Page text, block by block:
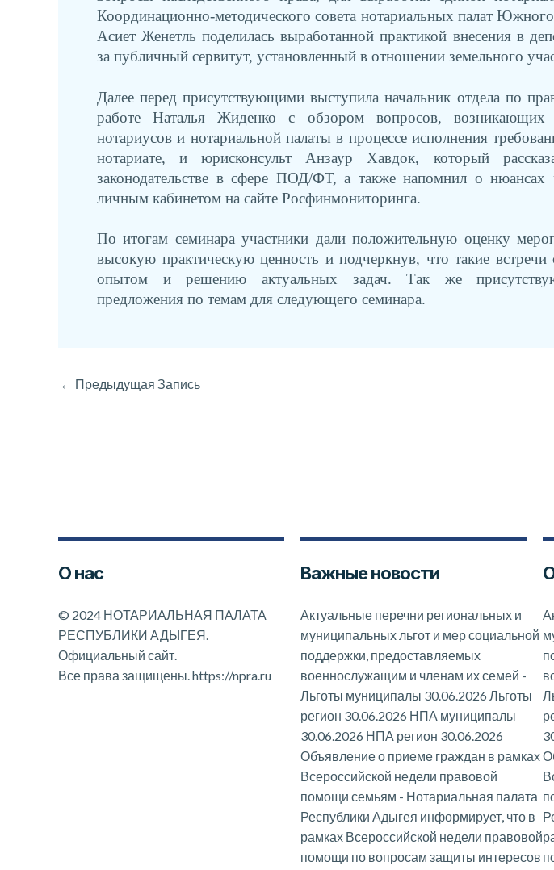
Координационно-методического совета нотариальных палат
Асиет Женетль поделилась выработанной практикой внесения в
за публичный сервитут, установленный в отношении земельного
Далее перед присутствующими выступила начальник отдела по
работе Наталья Жиденко с обзором вопросов, возникающих
нотариусов и нотариальной палаты в процессе исполнения
нотариате, и юрисконсульт Анзаур Хавдок, который
законодательстве в сфере ПОД/ФТ, а также напомнил о нюансах
личным кабинетом на сайте Росфинмониторинга.
По итогам семинара участники дали положительную оценку
высокую практическую ценность и подчеркнув, что такие встречи
опытом и решению актуальных задач. Так же
предложения по темам для следующего семинара.
← Предыдущая Запись
О нас
© 2024 НОТАРИАЛЬНАЯ ПАЛАТА
РЕСПУБЛИКИ АДЫГЕЯ.
Официальный сайт.
Все права защищены.https://npra.ru
Важные новости
Актуальные перечни региональных и
муниципальных льгот и мер социальной
поддержки, предоставляемых
военнослужащим и членам их семей -
Льготы муниципалы 30.06.2026 Льготы
регион 30.06.2026 НПА муниципалы
30.06.2026 НПА регион 30.06.2026
Объявление о приеме граждан в рамках
Всероссийской недели правовой
помощи семьям - Нотариальная палата
Республики Адыгея информирует, что в
рамках Всероссийской недели правовой
помощи по вопросам защиты интересов